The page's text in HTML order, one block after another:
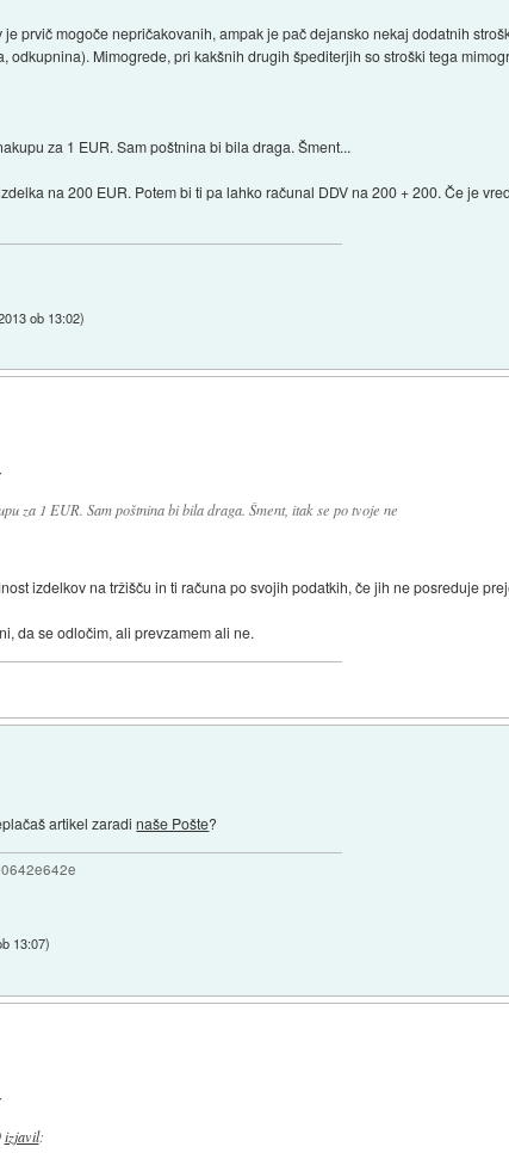
je prvič mogoče nepričakovanih, ampak je pač dejansko nekaj dodatnih
odkupnina). Mimogrede, pri kakšnih drugih špediterjih so stroški tega
za 1 EUR. Sam poštnina bi bila draga. Šment...
na 200 EUR. Potem bi ti pa lahko računal DDV na 200 + 200. Če je
ob 13:02)
za 1 EUR. Sam poštnina bi bila draga. Šment, itak se po tvoje ne
izdelkov na tržišču in ti računa po svojih podatkih, če jih ne posreduje
da se odločim, ali prevzamem ali ne.
artikel zaradinaše Pošte?
13:07)
izjavil: